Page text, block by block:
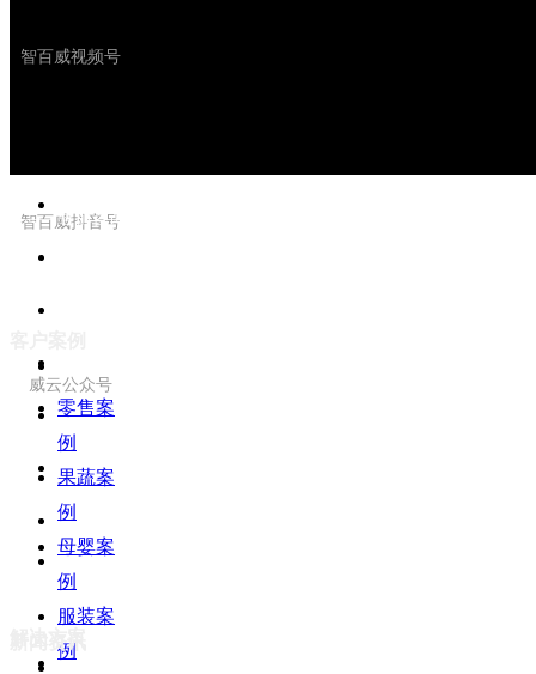
智百威视频号
智百威抖音号
威云公众号
—— 售前咨询热线 ——
400-613-8848
零售案
例
果蔬案
例
母婴案
例
服装案
例
新闻资讯